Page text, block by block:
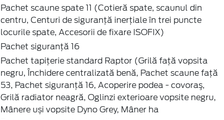
Pachet scaune spate 11 (Cotieră spate, scaunul din
centru, Centuri de siguranță inerțiale în trei puncte
locurile spate, Accesorii de fixare ISOFIX)
Pachet siguranță 16
Pachet tapițerie standard Raptor (Grilă față vopsita
negru, Închidere centralizată benă, Pachet scaune față
53, Pachet siguranță 16, Acoperire podea - covoraş,
Grilă radiator neagră, Oglinzi exterioare vopsite negru,
Mânere uși vopsite Dyno Grey, Mâner ha